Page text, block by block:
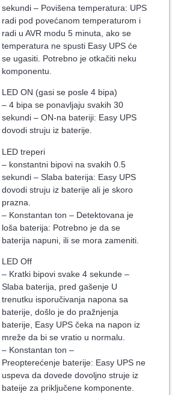
sekundi – Povišena temperatura: UPS
radi pod povećanom temperaturom i
radi u AVR modu 5 minuta, ako se
temperatura ne spusti Easy UPS će
se ugasiti. Potrebno je otkačiti neku
komponentu.
LED ON (gasi se posle 4 bipa)
– 4 bipa se ponavljaju svakih 30
sekundi – ON-na bateriji: Easy UPS
dovodi struju iz baterije.
LED treperi
– konstantni bipovi na svakih 0.5
sekundi – Slaba baterija: Easy UPS
dovodi struju iz baterije ali je skoro
prazna.
– Konstantan ton – Detektovana je
loša baterija: Potrebno je da se
baterija napuni, ili se mora zameniti.
LED Off
– Kratki bipovi svake 4 sekunde –
Slaba baterija, pred gašenje U
trenutku isporučivanja napona sa
baterije, došlo je do pražnjenja
baterije, Easy UPS čeka na napon iz
mreže da bi se vratio u normalu.
– Konstantan ton –
Preopterećenje baterije: Easy UPS ne
uspeva da dovede dovoljno struje iz
bateije za priključene komponente.